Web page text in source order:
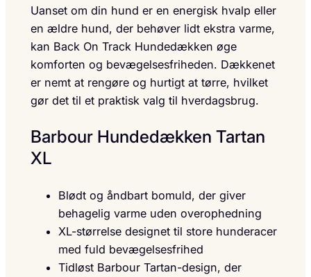
Uanset om din hund er en energisk hvalp eller
en ældre hund, der behøver lidt ekstra varme,
kan Back On Track Hundedækken øge
komforten og bevægelsesfriheden. Dækkenet
er nemt at rengøre og hurtigt at tørre, hvilket
gør det til et praktisk valg til hverdagsbrug.
Barbour Hundedækken Tartan
XL
Blødt og åndbart bomuld, der giver
behagelig varme uden overophedning
XL-størrelse designet til store hunderacer
med fuld bevægelsesfrihed
Tidløst Barbour Tartan-design, der